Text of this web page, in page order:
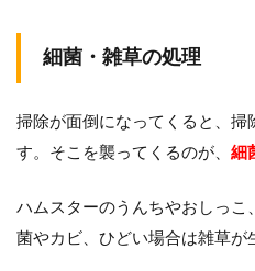
細菌・雑草の処理
掃除が面倒になってくると、掃
す。そこを襲ってくるのが、 細
ハムスターのうんちやおしっこ
菌やカビ、ひどい場合は雑草が